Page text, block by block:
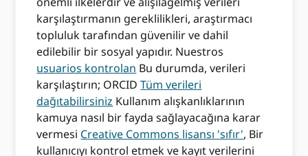
karşılaştırmanın gereklilikleri, araştırmacı
topluluk tarafından güvenilir ve dahil
edilebilir bir sosyal yapıdır. Nuestros
usuarios kontrolan Bu durumda, verileri
karşılaştırın; ORCIDTüm verileri
dağıtabilirsiniz Kullanım alışkanlıklarının
kamuya nasıl bir fayda sağlayacağına karar
vermesi Creative Commons lisansı 'sıfır', Bir
kullanıcıyı kontrol etmek ve kayıt verilerini